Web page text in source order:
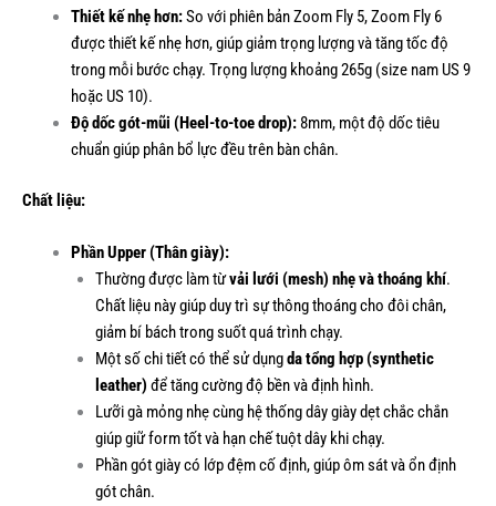
Thiết kế nhẹ hơn:So với phiên bản Zoom Fly 5, Zoom Fly 6
được thiết kế nhẹ hơn, giúp giảm trọng lượng và tăng tốc độ
trong mỗi bước chạy. Trọng lượng khoảng 265g (size nam US 9
hoặc US 10).
Độ dốc gót-mũi (Heel-to-toe drop):8mm, một độ dốc tiêu
chuẩn giúp phân bổ lực đều trên bàn chân.
Chất liệu:
Phần Upper (Thân giày):
Thường được làm từvải lưới (mesh) nhẹ và thoáng khí.
Chất liệu này giúp duy trì sự thông thoáng cho đôi chân,
giảm bí bách trong suốt quá trình chạy.
Một số chi tiết có thể sử dụngda tổng hợp (synthetic
leather) để tăng cường độ bền và định hình.
Lưỡi gà mỏng nhẹ cùng hệ thống dây giày dẹt chắc chắn
giúp giữ form tốt và hạn chế tuột dây khi chạy.
Phần gót giày có lớp đệm cố định, giúp ôm sát và ổn định
gót chân.